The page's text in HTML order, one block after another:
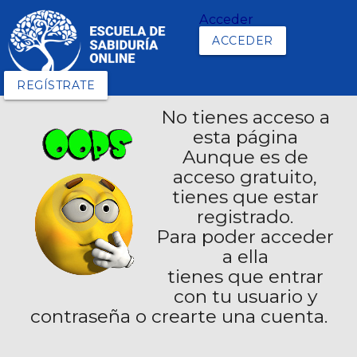
Acceder
ACCEDER
REGÍSTRATE
No tienes acceso a
esta página
Aunque es de
acceso gratuito,
tienes que estar
registrado.
Para poder acceder
a ella
tienes que entrar
con tu usuario y
contraseña o crearte una cuenta.